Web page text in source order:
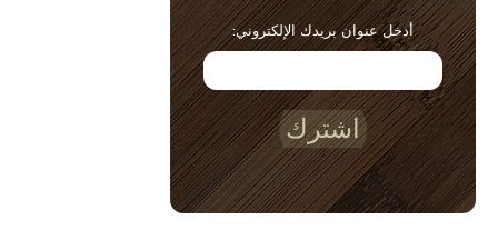
أدخل عنوان بريدك الإلكتروني:
اشترك